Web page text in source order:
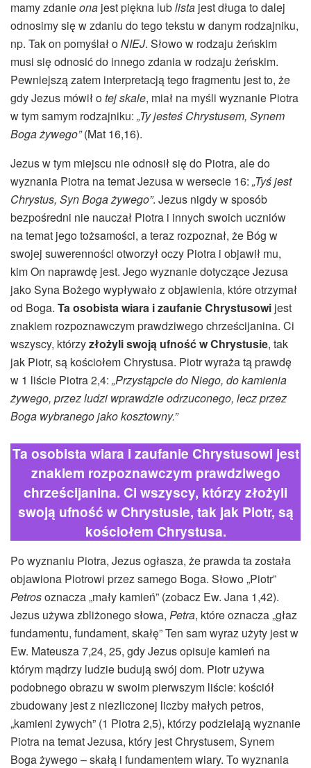
mamy zdanieona jest piękna lublista jest długa to dalej
odnosimy się w zdaniu do tego tekstu w danym rodzajniku,
np. Tak on pomyślał oNIEJ. Słowo w rodzaju żeńskim
musi się odnosić do innego zdania w rodzaju żeńskim.
Pewniejszą zatem interpretacją tego fragmentu jest to, że
gdy Jezus mówił otej skale, miał na myśli wyznanie Piotra
w tym samym rodzajniku: „Ty jesteś Chrystusem, Synem
Bogażywego”(Mat 16,16).
Jezus w tym miejscu nie odnosił się do Piotra, ale do
wyznania Piotra na temat Jezusa w wersecie 16: „Tyś jest
Chrystus, Syn Boga żywego”. Jezus nigdy w sposób
bezpośredni nie nauczał Piotra i innych swoich uczniów
na temat jego tożsamości, a teraz rozpoznał, że Bóg w
swojej suwerenności otworzył oczy Piotra i objawił mu,
kim On naprawdę jest. Jego wyznanie dotyczące Jezusa
jako Syna Bożego wypływało z objawienia, które otrzymał
od Boga. Ta osobista wiara i zaufanie Chrystusowi jest
znakiem rozpoznawczym prawdziwego chrześcijanina. Ci
wszyscy, którzyzłożyli swoją ufność w Chrystusie, tak
jak Piotr, są kościołem Chrystusa. Piotr wyraża tą prawdę
w 1 liście Piotra 2,4: „Przystąpcie do Niego, do kamienia
żywego, przez ludzi wprawdzie odrzuconego, lecz przez
Boga wybranego jako kosztowny.”
Ta osobista wiara i zaufanie Chrystusowi jest
znakiem rozpoznawczym prawdziwego
chrześcijanina. Ci wszyscy, którzy złożyli
swoją ufność w Chrystusie, tak jak Piotr, są
kościołem Chrystusa.
Po wyznaniu Piotra, Jezus ogłasza, że prawda ta została
objawiona Piotrowi przez samego Boga. Słowo „Piotr”
Petrosoznacza „mały kamień” (zobacz Ew. Jana 1,42).
Jezus używa zbliżonego słowa, Petra, które oznacza „głaz
fundamentu, fundament, skałę” Ten sam wyraz użyty jest w
Ew. Mateusza 7,24, 25, gdy Jezus opisuje kamień na
którym mądrzy ludzie budują swój dom. Piotr używa
podobnego obrazu w swoim pierwszym liście: kościół
zbudowany jest z niezliczonej liczby małych petros,
„kamieni żywych” (1 Piotra 2,5), którzy podzielają wyznanie
Piotra na temat Jezusa, który jest Chrystusem, Synem
Boga żywego – skałą i fundamentem wiary. To wyznania